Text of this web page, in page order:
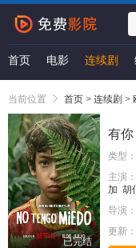
首页 电影 连续剧
当前位置 首页 > 连续剧 >
已完结
有你
类型：
主演：
加 胡
导演：
更新：